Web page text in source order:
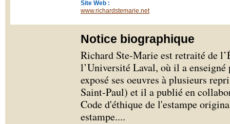
Site Web :
www.richardstemarie.net
Notice biographique
Richard Ste-Marie est retraité de
l’Université Laval, où il a
exposé ses oeuvres à plusieurs
Saint-Paul) et il a publié en
Code d'éthique de l'estampe
estampe....